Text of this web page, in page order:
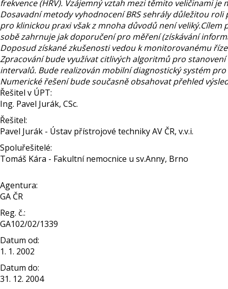
frekvence (HRV). Vzájemný vztah mezi těmito veličinami
Dosavadní metody vyhodnocení BRS sehrály důležitou
pro klinickou praxi však z mnoha důvodů není
sobě zahrnuje jak doporučení pro měření (získávání
Doposud získané zkušenosti vedou k monitorovanému
Zpracování bude využívat citlivých algoritmů pro
intervalů. Bude realizován mobilní diagnostický systém
Numerické řešení bude současně obsahovat přehled
Řešitel v ÚPT:
Ing. Pavel Jurák, CSc.
Řešitel:
Pavel Jurák - Ústav přístrojové techniky AV ČR, v.v.i.
Spoluřešitelé:
Tomáš Kára - Fakultní nemocnice u sv.Anny, Brno
Agentura:
GA ČR
Reg. č.:
GA102/02/1339
Datum od:
1. 1. 2002
Datum do:
31. 12. 2004